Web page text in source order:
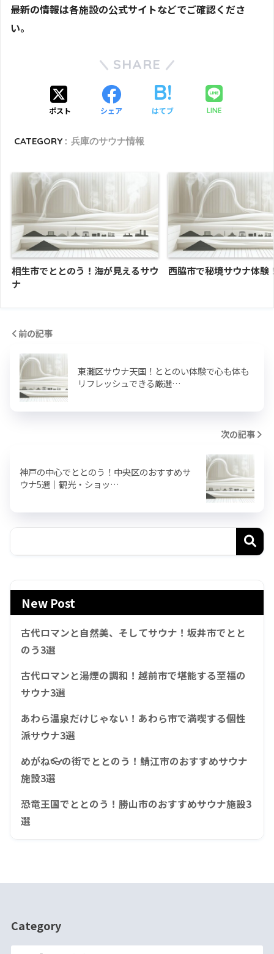
最新の情報は各施設の公式サイトなどでご確認くださ
い。
SHARE
ポスト シェア はてブ LINE
CATEGORY : 兵庫のサウナ情報
相生市でととのう！海が見えるサウ
ナ
西脇市で秘境サウナ体験
前の記事
東灘区サウナ天国！ととのい体験で心も体も
リフレッシュできる厳選…
次の記事
神戸の中心でととのう！中央区のおすすめサ
ウナ5選｜観光・ショッ…
New Post
古代ロマンと自然美、そしてサウナ！坂井市でとと
のう3選
古代ロマンと湯煙の調和！越前市で堪能する至福の
サウナ3選
あわら温泉だけじゃない！あわら市で満喫する個性
派サウナ3選
めがね👓の街でととのう！鯖江市のおすすめサウナ
施設3選
恐竜王国でととのう！勝山市のおすすめサウナ施設3
選
Category